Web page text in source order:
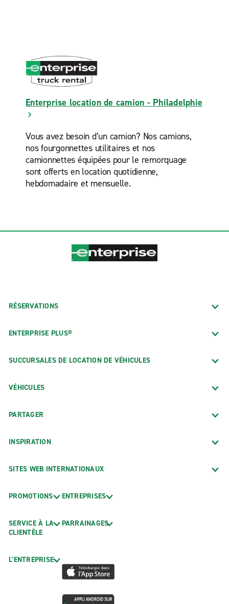
Enterprise location de camion - Philadelphie
Vous avez besoin d’un camion? Nos camions,
nos fourgonnettes utilitaires et nos
camionnettes équipées pour le remorquage
sont offerts en location quotidienne,
hebdomadaire et mensuelle.
RÉSERVATIONS
ENTERPRISE PLUS®
SUCCURSALES DE LOCATION DE VÉHICULES
VÉHICULES
PARTAGER
INSPIRATION
SITES WEB INTERNATIONAUX
PROMOTIONS
SERVICE À LA
CLIENTÈLE
L’ENTREPRISE
ENTREPRISES
PARRAINAGES